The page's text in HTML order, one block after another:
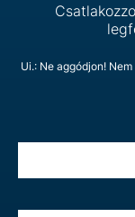
Ui.: Ne aggódjon!